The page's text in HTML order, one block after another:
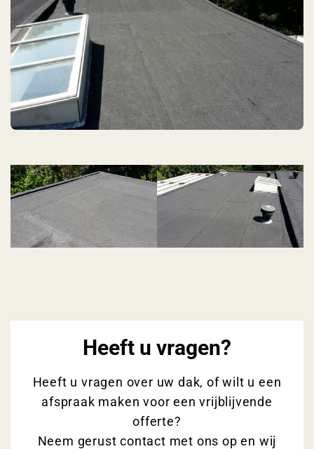
Heeft u vragen?
Heeft u vragen over uw dak, of wilt u een
afspraak maken voor een vrijblijvende
offerte?
Neem gerust contact met ons op en wij